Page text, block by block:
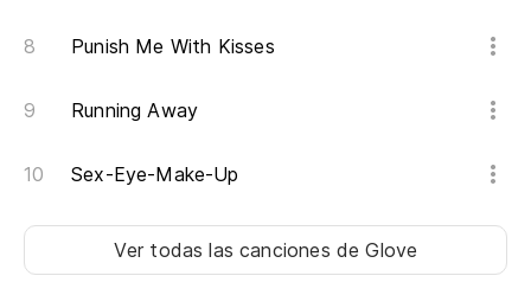
Punish Me With Kisses
Running Away
Sex-Eye-Make-Up
Ver todas las canciones de Glove